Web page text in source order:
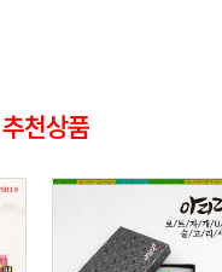
추천상품